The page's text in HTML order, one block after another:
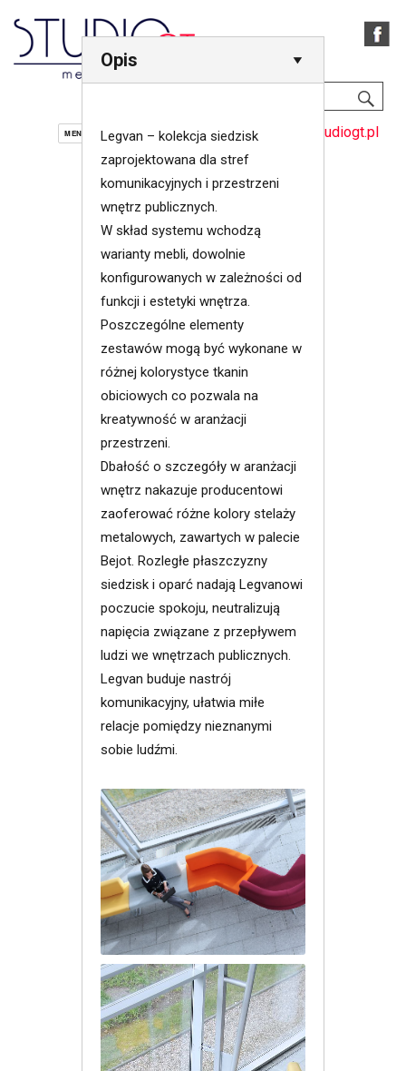
studiogt@studiogt.pl
42 684 13 60
MENU
Opis
Legvan – kolekcja siedzisk
zaprojektowana dla stref
komunikacyjnych i przestrzeni
wnętrz publicznych.
W skład systemu wchodzą
warianty mebli, dowolnie
konfigurowanych w zależności od
funkcji i estetyki wnętrza.
Poszczególne elementy
zestawów mogą być wykonane w
różnej kolorystyce tkanin
obiciowych co pozwala na
kreatywność w aranżacji
przestrzeni.
Dbałość o szczegóły w aranżacji
wnętrz nakazuje producentowi
zaoferować różne kolory stelaży
metalowych, zawartych w palecie
Bejot. Rozległe płaszczyzny
siedzisk i oparć nadają Legvanowi
poczucie spokoju, neutralizują
napięcia związane z przepływem
ludzi we wnętrzach publicznych.
Legvan buduje nastrój
komunikacyjny, ułatwia miłe
relacje pomiędzy nieznanymi
sobie ludźmi.